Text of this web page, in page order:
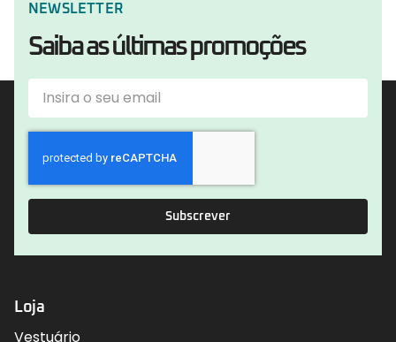
NEWSLETTER
Saiba as últimas promoções
Subscrever
Loja
Vestuário